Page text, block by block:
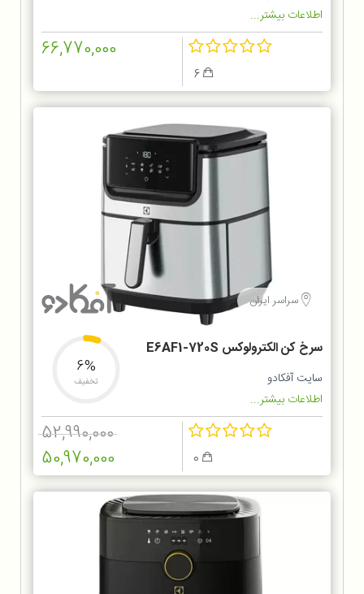
اطلاعات بیشتر...
66,770,000
سراسر ایران
سرخ کن الکترولوکس E6AF1-720S
سایت آفکادو
اطلاعات بیشتر...
6%
تخفیف
52,990,000
50,970,000